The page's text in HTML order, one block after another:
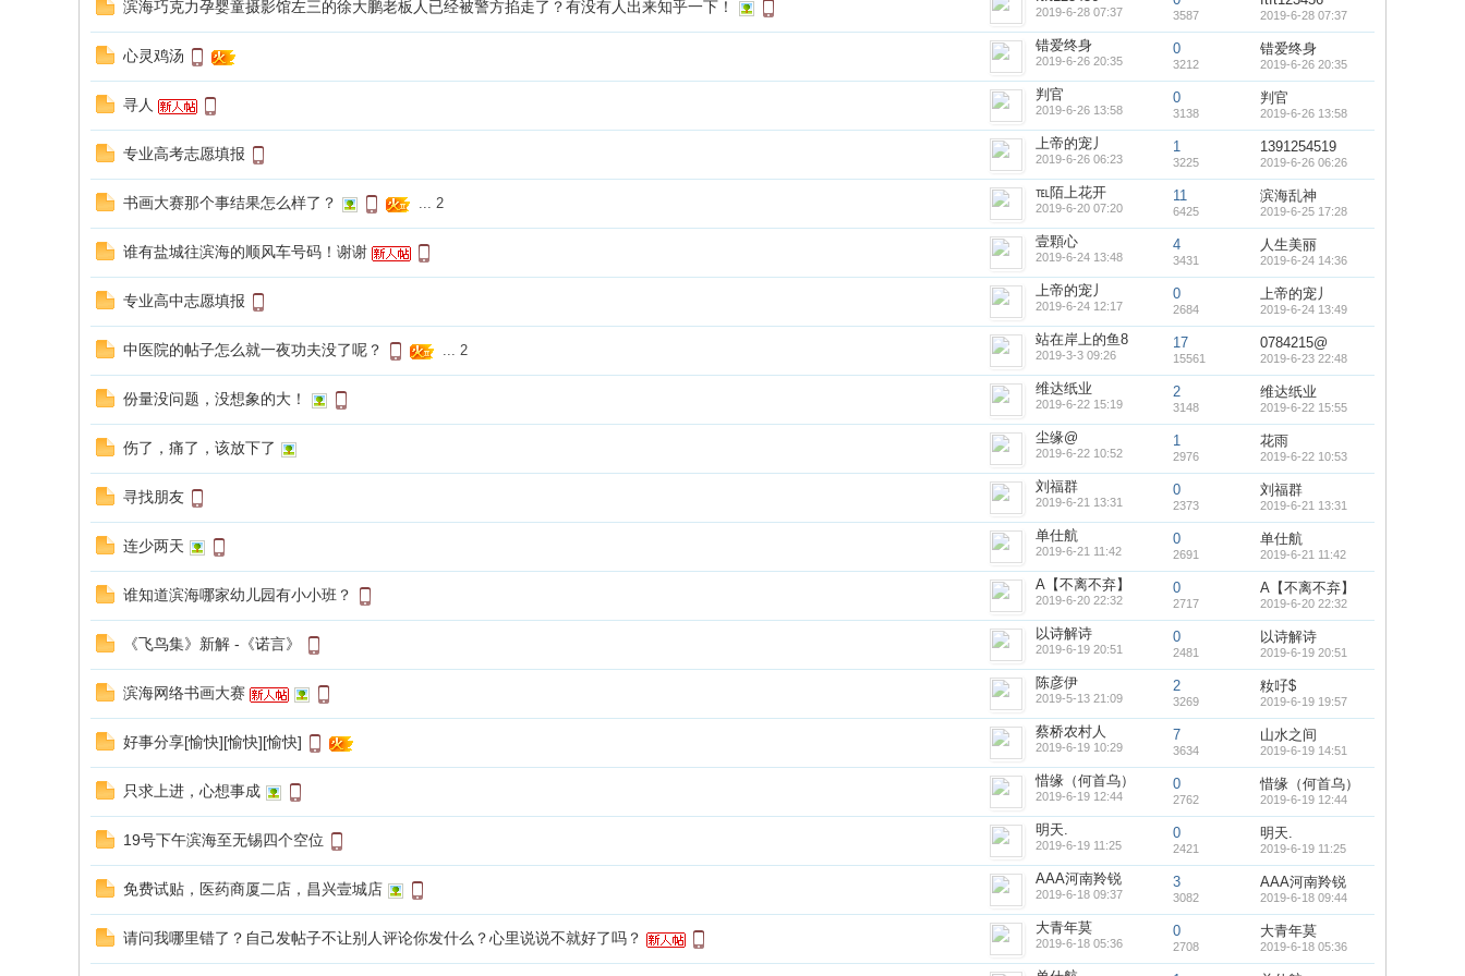
滨海巧克力孕婴童摄影馆左三的徐大鹏老板人已经被警方掐走了？有没有人出来知乎一下！ 2019-6-28 07:37 3587 2019-6-28 07:37
心灵鸡汤
错爱终身
2019-6-26 20:35
0
3212
错爱终身
2019-6-26 20:35
寻人
判官
2019-6-26 13:58
0
3138
判官
2019-6-26 13:58
专业高考志愿填报
上帝的宠丿
2019-6-26 06:23
1
3225
1391254519
2019-6-26 06:26
书画大赛那个事结果怎么样了？ ... 2
℡陌上花开
2019-6-20 07:20
11
6425
滨海乱神
2019-6-25 17:28
谁有盐城往滨海的顺风车号码！谢谢
壹顆心
2019-6-24 13:48
4
3431
人生美丽
2019-6-24 14:36
专业高中志愿填报
上帝的宠丿
2019-6-24 12:17
0
2684
上帝的宠丿
2019-6-24 13:49
中医院的帖子怎么就一夜功夫没了呢？ ... 2
站在岸上的鱼8
2019-3-3 09:26
17
15561
0784215@
2019-6-23 22:48
份量没问题，没想象的大！
维达纸业
2019-6-22 15:19
2
3148
维达纸业
2019-6-22 15:55
伤了，痛了，该放下了
尘缘@
2019-6-22 10:52
1
2976
花雨
2019-6-22 10:53
寻找朋友
刘福群
2019-6-21 13:31
0
2373
刘福群
2019-6-21 13:31
连少两天
单仕航
2019-6-21 11:42
0
2691
单仕航
2019-6-21 11:42
谁知道滨海哪家幼儿园有小小班？
A【不离不弃】
2019-6-20 22:32
0
2717
A【不离不弃】
2019-6-20 22:32
《飞鸟集》新解 -《诺言》
以诗解诗
2019-6-19 20:51
0
2481
以诗解诗
2019-6-19 20:51
滨海网络书画大赛
陈彦伊
2019-5-13 21:09
2
3269
籹吇$
2019-6-19 19:57
好事分享[愉快][愉快][愉快]
蔡桥农村人
2019-6-19 10:29
7
3634
山水之间
2019-6-19 14:51
只求上进，心想事成
惜缘（何首乌）
2019-6-19 12:44
0
2762
惜缘（何首乌）
2019-6-19 12:44
19号下午滨海至无锡四个空位
明天.
2019-6-19 11:25
0
2421
明天.
2019-6-19 11:25
免费试贴，医药商厦二店，昌兴壹城店
AAA河南羚锐
2019-6-18 09:37
3
3082
AAA河南羚锐
2019-6-18 09:44
请问我哪里错了？自己发帖子不让别人评论你发什么？心里说说不就好了吗？
大青年莫
2019-6-18 05:36
0
2708
大青年莫
2019-6-18 05:36